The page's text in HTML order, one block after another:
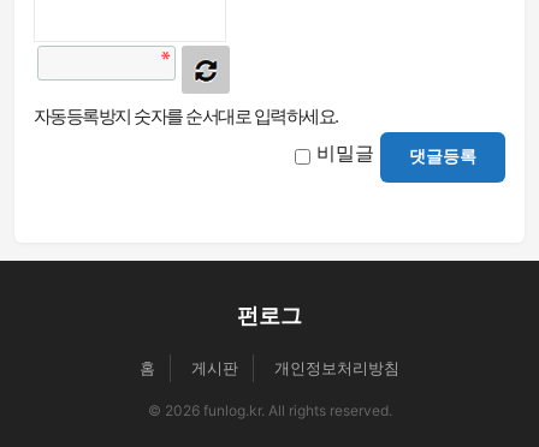
자동등록방지 숫자를 순서대로 입력하세요.
비밀글 댓글등록
펀로그
홈 게시판 개인정보처리방침
© 2026 funlog.kr. All rights reserved.